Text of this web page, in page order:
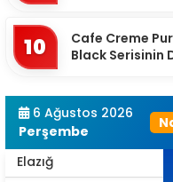
10
Cafe Creme
Black Serisinin
6 Ağustos 2026
Perşembe
Denizli
Diyarbakır
Düzce
Edirne
Elazığ